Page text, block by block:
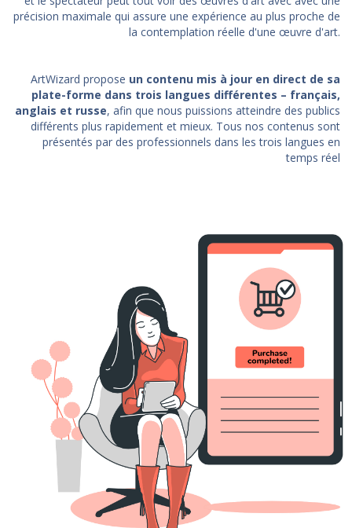
précision maximale qui assure une expérience au plus proche de
la contemplation réelle d'une œuvre d'art.
ArtWizard propose un contenu mis à jour en direct de sa
plate-forme dans trois langues différentes – français,
anglais et russe, afin que nous puissions atteindre des publics
différents plus rapidement et mieux. Tous nos contenus sont
présentés par des professionnels dans les trois langues en
temps réel